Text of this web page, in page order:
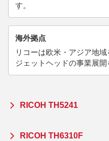
す。
海外拠点
リコーは欧米・アジア地
ジェットヘッドの事業展開
RICOH TH5241
RICOH TH6310F